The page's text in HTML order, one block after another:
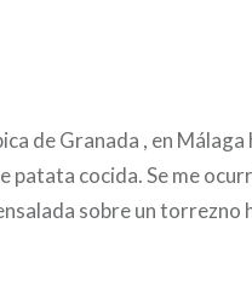
de Granada , en Málaga
patata cocida. Se me
sobre un torrezno